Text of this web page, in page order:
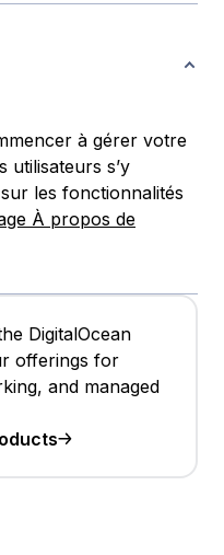
à gérer votre
utilisateurs s’y
les fonctionnalités
À propos de
DigitalOcean
offerings for
and managed